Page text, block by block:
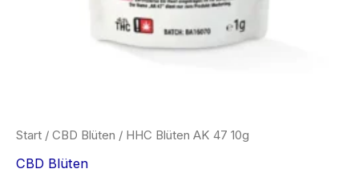
Start / CBD Blüten / HHC Blüten AK 47 10g
CBD Blüten